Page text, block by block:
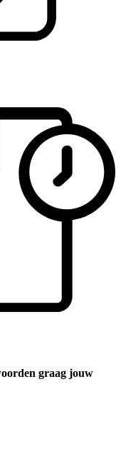
graag jouw